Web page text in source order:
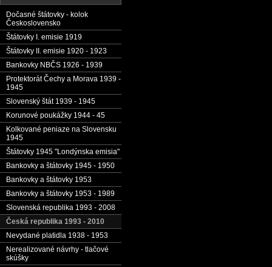
Dočasné štátovky - kolok
Československo
Štátovky I. emisie 1919
Štátovky II. emisie 1920 - 1923
Bankovky NBČS 1926 - 1939
Protektorát Čechy a Morava 1939 -
1945
Slovenský štát 1939 - 1945
Korunové poukážky 1944 - 45
Kolkované peniaze na Slovensku
1945
Štátovky 1945 "Londýnska emisia"
Bankovky a štátovky 1945 - 1950
Bankovky a štátovky 1953
Bankovky a štátovky 1953 - 1989
Slovenská republika 1993 - 2008
Česká republika 1993 - 2010
Nevydané platidla 1938 - 1953
Nerealizované návrhy - tlačové
skúšky